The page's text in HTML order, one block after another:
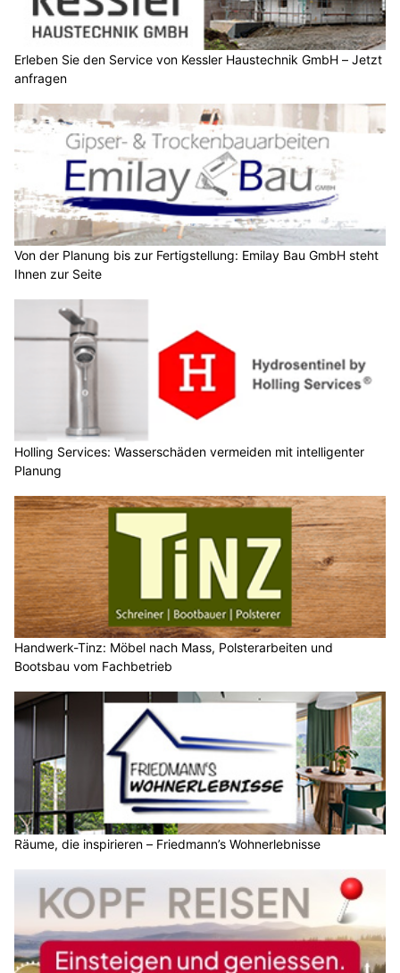
Erleben Sie den Service von Kessler Haustechnik GmbH – Jetzt
anfragen
Von der Planung bis zur Fertigstellung: Emilay Bau GmbH steht
Ihnen zur Seite
Holling Services: Wasserschäden vermeiden mit intelligenter
Planung
Handwerk-Tinz: Möbel nach Mass, Polsterarbeiten und
Bootsbau vom Fachbetrieb
Räume, die inspirieren – Friedmann’s Wohnerlebnisse